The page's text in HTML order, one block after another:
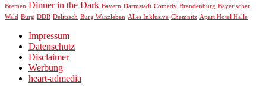
Bremen Dinner in the Dark Bayern Darmstadt Comedy Brandenburg Bayerischer
Wald Burg DDR Delitzsch Burg Wanzleben Alles Inklusive Chemnitz Apart Hotel Halle
Impressum
Datenschutz
Disclaimer
Werbung
heart-admedia